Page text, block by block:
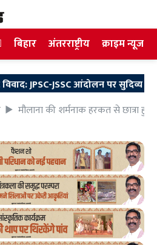
बिहार अंतरराष्ट्रीय क्राइम न्यूज
JSSC आंदोलन पर सुदिव्य कुमार का
मौलाना की शर्मनाक हरकत से छात्रा हुई